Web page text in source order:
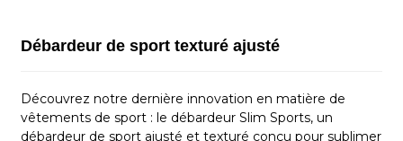
Débardeur de sport texturé ajusté
Découvrez notre dernière innovation en matière de
vêtements de sport : le débardeur Slim Sports, un
débardeur de sport ajusté et texturé conçu pour sublimer